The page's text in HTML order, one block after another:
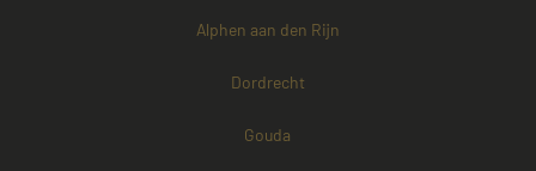
Alphen aan den Rijn
Dordrecht
Gouda